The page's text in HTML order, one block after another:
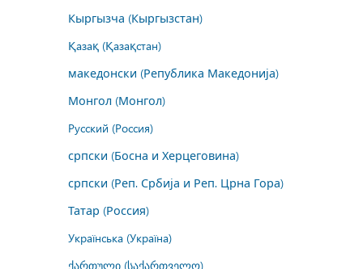
Кыргызча (Кыргызстан)
Қазақ (Қазақстан)
македонски (Република Македонија)
Монгол (Монгол)
Русский (Россия)
српски (Босна и Херцеговина)
српски (Реп. Србија и Реп. Црна Гора)
Татар (Россия)
Українська (Україна)
ქართული (საქართველო)